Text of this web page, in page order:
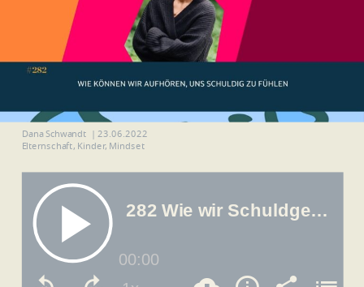
Dana Schwandt
23.06.2022
Elternschaft, Kinder, Mindset